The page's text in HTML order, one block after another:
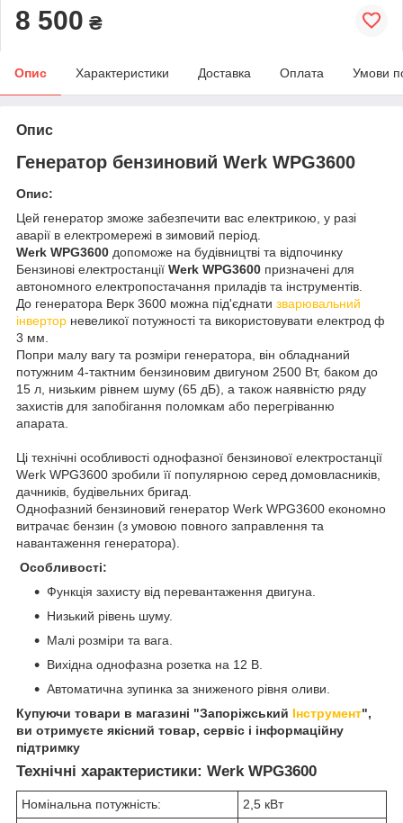
8 500 ₴
Опис Характеристики Доставка Оплата Умови
Опис
Генератор бензиновий Werk WPG3600
Опис:
Цей генератор зможе забезпечити вас електрикою, у разі
аварії в електромережі в зимовий період.
Werk WPG3600 допоможе на будівництві та відпочинку
Бензинові електростанції Werk WPG3600 призначені для
автономного електропостачання приладів та інструментів.
До генератора Верк 3600 можна під'єднати зварювальний
інвертор невеликої потужності та використовувати електрод ф
3 мм.
Попри малу вагу та розміри генератора, він обладнаний
потужним 4-тактним бензиновим двигуном 2500 Вт, баком до
15 л, низьким рівнем шуму (65 дБ), а також наявністю ряду
захистів для запобігання поломкам або перегріванню
апарата.
Ці технічні особливості однофазної бензинової електростанції
Werk WPG3600 зробили її популярною серед домовласників,
дачників, будівельних бригад.
Однофазний бензиновий генератор Werk WPG3600 економно
витрачає бензин (з умовою повного заправлення та
навантаження генератора).
Особливості:
Функція захисту від перевантаження двигуна.
Низький рівень шуму.
Малі розміри та вага.
Вихідна однофазна розетка на 12 В.
Автоматична зупинка за зниженого рівня оливи.
Купуючи товари в магазині "Запоріжський Інструмент",
ви отримуєте якісний товар, сервіс і інформаційну
підтримку
Технічні характеристики: Werk WPG3600
Номінальна потужність:
2,5 кВт